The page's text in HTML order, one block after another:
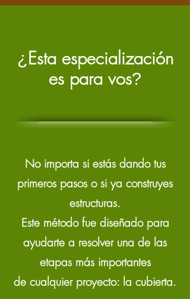
¿ Esta especialización
es para vos?
No importa si estás dando tus
primeros pasos o si ya construyes
estructuras.
Este método fue diseñado para
ayudarte a resolver una de las
etapas más importantes
de cualquier proyecto: la cubierta.